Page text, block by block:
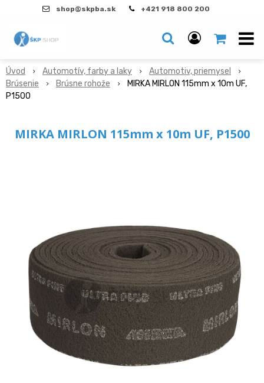
shop@skpba.sk +421 918 800 200
Úvod Automotív, farby a laky
Automotiv, priemysel
Brúsenie
Brúsne rohože
MIRKA MIRLON 115mm x 10m UF,
P1500
MIRKA MIRLON 115mm x 10m UF, P1500